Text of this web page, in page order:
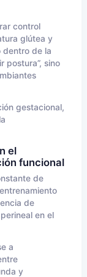
control
glútea y
dentro de la
postura”, sino
gestacional,
el
funcional
de
de
en el
a
y